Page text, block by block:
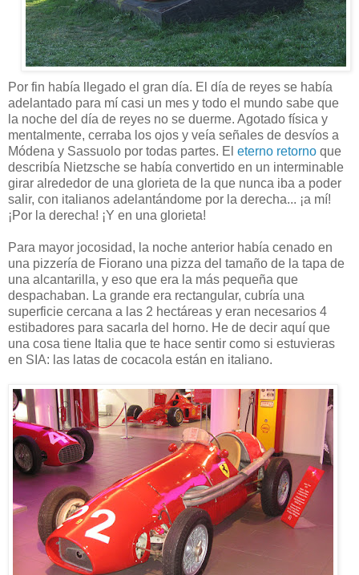
Por fin había llegado el gran día. El día de reyes se había
adelantado para mí casi un mes y todo el mundo sabe que
la noche del día de reyes no se duerme. Agotado física y
mentalmente, cerraba los ojos y veía señales de desvíos a
Módena y Sassuolo por todas partes. El eterno retorno que
describía Nietzsche se había convertido en un interminable
girar alrededor de una glorieta de la que nunca iba a poder
salir, con italianos adelantándome por la derecha... ¡a mí!
¡Por la derecha! ¡Y en una glorieta!
Para mayor jocosidad, la noche anterior había cenado en
una pizzería de Fiorano una pizza del tamaño de la tapa de
una alcantarilla, y eso que era la más pequeña que
despachaban. La grande era rectangular, cubría una
superficie cercana a las 2 hectáreas y eran necesarios 4
estibadores para sacarla del horno. He de decir aquí que
una cosa tiene Italia que te hace sentir como si estuvieras
en SIA: las latas de cocacola están en italiano.